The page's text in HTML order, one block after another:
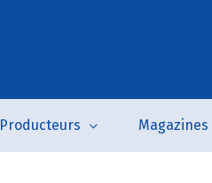
Producteurs Magazines